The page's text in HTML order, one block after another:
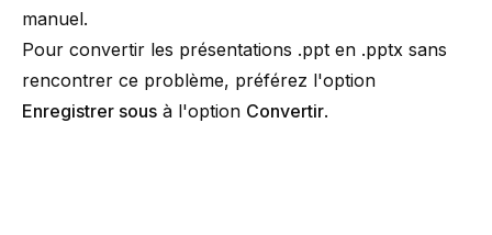
manuel.
Pour convertir les présentations .ppt en .pptx sans
rencontrer ce problème, préférez l'option
Enregistrer sous à l'option Convertir.